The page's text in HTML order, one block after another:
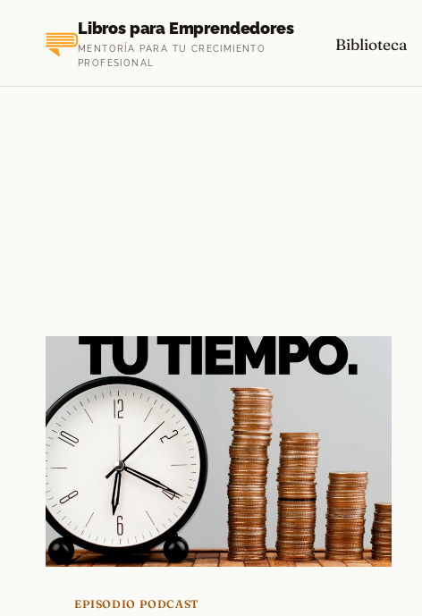
contenido
Libros para Emprendedores
MENTORÍA PARA TU CRECIMIENTO
PROFESIONAL
Biblioteca
EPISODIO PODCAST